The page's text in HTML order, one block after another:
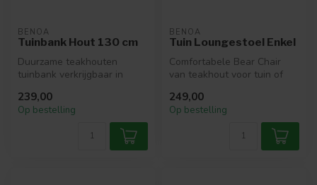
BENOA
Tuinbank Hout 130 cm
Duurzame teakhouten
tuinbank verkrijgbaar in
design, ...
239,00
Op bestelling
BENOA
Tuin Loungestoel Enkel
Comfortabele Bear Chair
van teakhout voor tuin of
duurz...
249,00
Op bestelling